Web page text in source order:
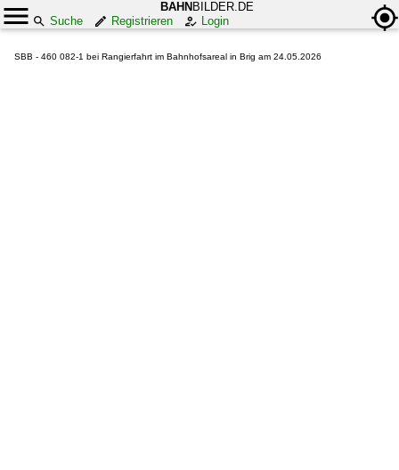
BAHN BILDER.DE
Suche
Registrieren Login
SBB - 460 082-1 bei Rangierfahrt im Bahnhofsareal in Brig am 24.05.2026